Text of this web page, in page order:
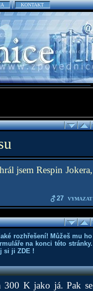
KONTAKT
jsem Respin Jokera,
27 VYMAZAT
rozhřešení! Můžeš mu ho
na konci této stránky.
si ji ZDE!
300 K jako já. Pak se